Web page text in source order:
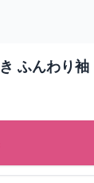
ふんわり袖